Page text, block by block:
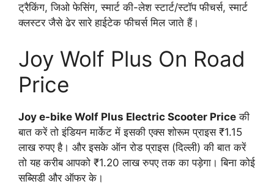
ट्रैकिंग, जिओ फेसिंग, स्मार्ट की-लेश स्टार्ट/स्टॉप फीचर्स, स्मार्ट
क्लस्टर जैसे ढेर सारे हाईटेक फीचर्स मिल जाते हैं।
Joy Wolf Plus On Road
Price
Joy e-bike Wolf Plus Electric Scooter Price की
बात करें तो इंडियन मार्केट में इसकी एक्स शोरूम प्राइस ₹1.15
लाख रुपए है। और इसके ऑन रोड प्राइस (दिल्ली) की बात करें
तो यह करीब आपको ₹1.20 लाख रुपए तक का पड़ेगा। बिना कोई
सब्सिडी और ऑफर के।